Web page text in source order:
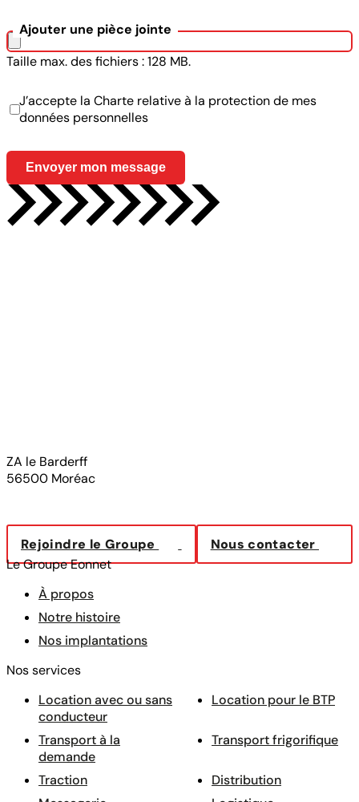
Ajouter une pièce jointe
Taille max. des fichiers : 128 MB.
J’accepte la Charte relative à la protection de mes
données personnelles
ZA le Barderff
56500 Moréac
Rejoindre le Groupe
Nous contacter
Le Groupe Eonnet
À propos
Notre histoire
Nos implantations
Nos services
Location avec ou sans
conducteur
Location pour le BTP
Transport à la
demande
Transport frigorifique
Traction
Distribution